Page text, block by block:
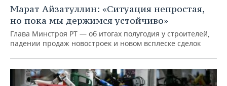
Марат Айзатуллин: «Ситуация непростая,
но пока мы держимся устойчиво»
Глава Минстроя РТ — об итогах полугодия у строителей,
падении продаж новостроек и новом всплеске сделок